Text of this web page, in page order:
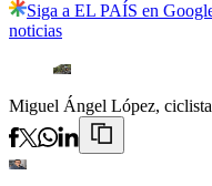
Siga a EL PAÍS en
noticias
Miguel Ángel López,